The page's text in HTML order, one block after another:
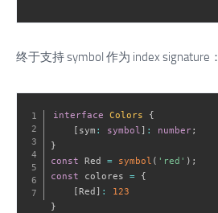
终于支持 symbol 作为 index signature：
interface Colors
{
[ sym : symbol ] : number;
}
const Red = symbol ( 'red' ) ;
const colores =
{
[Red ] :
123
}